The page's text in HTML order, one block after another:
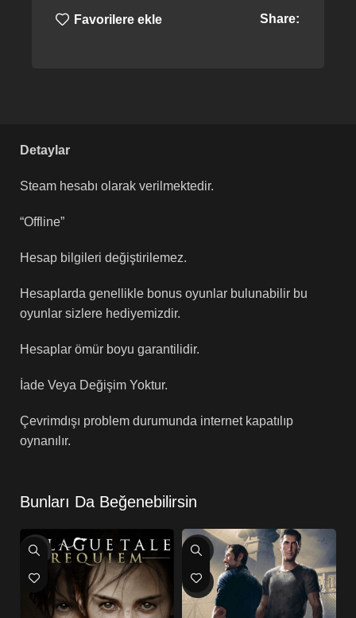
Favorilere ekle Share:
Detaylar
Steam hesabı olarak verilmektedir.
“Offline”
Hesap bilgileri değiştirilemez.
Hesaplarda genellikle bonus oyunlar bulunabilir bu
oyunlar sizlere hediyemizdir.
Hesaplar ömür boyu garantilidir.
İade Veya Değişim Yoktur.
Çevrimdışı problem durumunda internet kapatılıp
oynanılır.
Bunları Da Beğenebilirsin
-88% -80%
HOT